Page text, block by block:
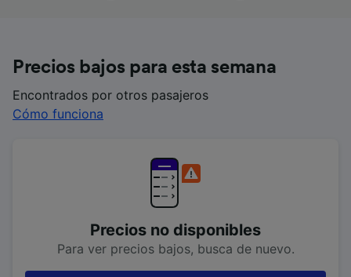
Precios bajos para esta semana
Encontrados por otros pasajeros
Cómo funciona
Precios no disponibles
Para ver precios bajos, busca de nuevo.